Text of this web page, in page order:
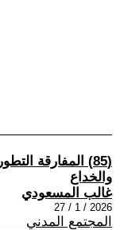
(85) المفارقة
والخداع
غالب المسعودي
2026 / 1 / 27
المجتمع المدني